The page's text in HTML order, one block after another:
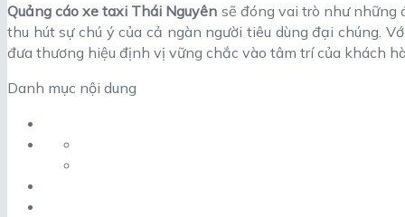
Quảng cáo xe taxi Thái Nguyên sẽ đóng vai trò như những
thu hút sự chú ý của cả ngàn người tiêu dùng đại chúng.
đưa thương hiệu định vị vững chắc vào tâm trí của khách
Danh mục nội dung